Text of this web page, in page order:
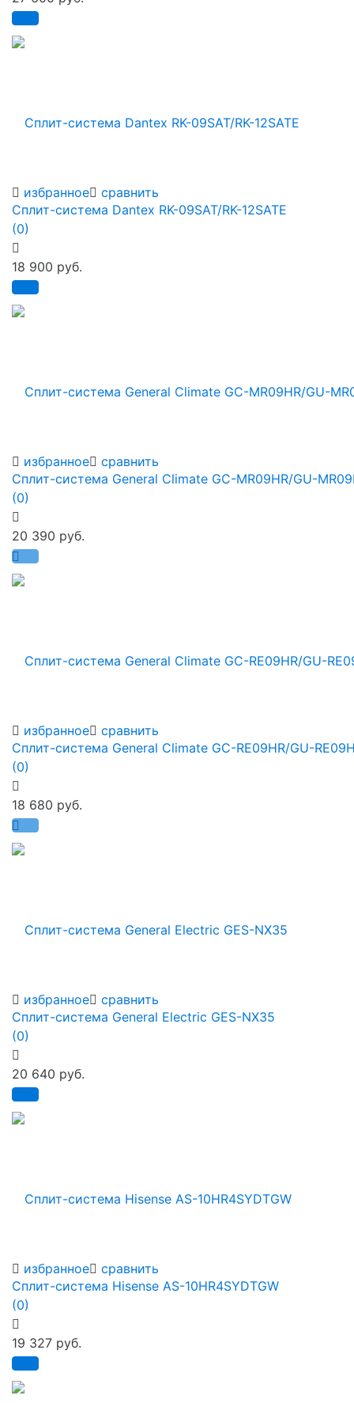
избранное сравнить
избранное сравнить
Сплит-система Dantex RK-09SAT/RK-12SATE
(0)
18 900 руб.
избранное сравнить
Сплит-система General Climate GC-MR09HR/GU-
(0)
20 390 руб.
избранное сравнить
Сплит-система General Climate GC-RE09HR/GU-
(0)
18 680 руб.
избранное сравнить
Сплит-система General Electric GES-NX35
(0)
20 640 руб.
Сплит-система Hisense AS-10HR4SYDTGW
(0)
19 327 руб.